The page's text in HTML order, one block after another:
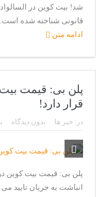
شد! بیت کوین در
قانونی شناخته شده است.
ادامه متن
قرار دارد!
در: خبر ها بدون دیدگاه